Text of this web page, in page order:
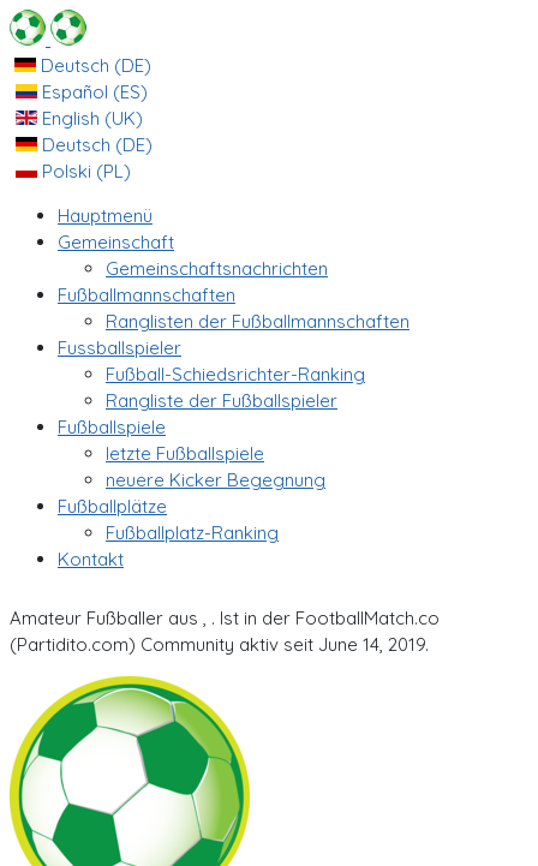
Deutsch (DE)
Español (ES)
English (UK)
Deutsch (DE)
Polski (PL)
Hauptmenü
Gemeinschaft
Gemeinschaftsnachrichten
Fußballmannschaften
Ranglisten der Fußballmannschaften
Fussballspieler
Fußball-Schiedsrichter-Ranking
Rangliste der Fußballspieler
Fußballspiele
letzte Fußballspiele
neuere Kicker Begegnung
Fußballplätze
Fußballplatz-Ranking
Kontakt
Amateur Fußballer aus , . Ist in der FootballMatch.co
(Partidito.com) Community aktiv seit June 14, 2019.